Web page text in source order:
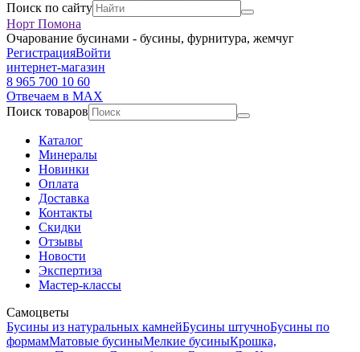
Поиск по сайту
Норт Помона
Очарование бусинами - бусины, фурнитура, жемчуг
РегистрацияВойти
интернет-магазин
8 965 700 10 60
Отвечаем в MAX
Поиск товаров
Каталог
Минералы
Новинки
Оплата
Доставка
Контакты
Скидки
Отзывы
Новости
Экспертиза
Мастер-классы
Самоцветы
Бусины из натуральных камнейБусины штучноБусины по
формамМатовые бусиныМелкие бусиныКрошка,